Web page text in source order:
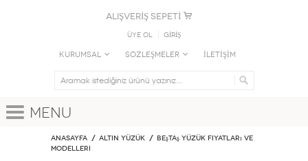
ALIŞVERİŞ SEPETİ
Üye Ol GİRİŞ
KURUMSAL SÖZLEŞMELER İLETİŞİM
Menu
Anasayfa ALTIN YÜZÜK
Beştaş Yüzük Fiyatları ve
Modelleri